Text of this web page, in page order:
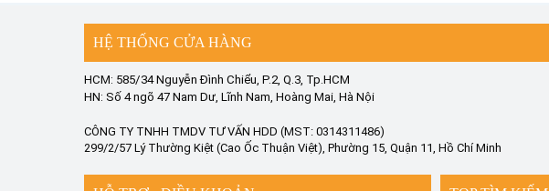
HỆ THỐNG CỬA HÀNG
HCM: 585/34 Nguyễn Đình Chiểu, P.2, Q.3, Tp.HCM
HN: Số 4 ngõ 47 Nam Dư, Lĩnh Nam, Hoàng Mai, Hà Nội
CÔNG TY TNHH TMDV TƯ VẤN HDD (MST: 0314311486)
299/2/57 Lý Thường Kiệt (Cao Ốc Thuận Việt), Phường 15, Quận 11, Hồ Chí Minh